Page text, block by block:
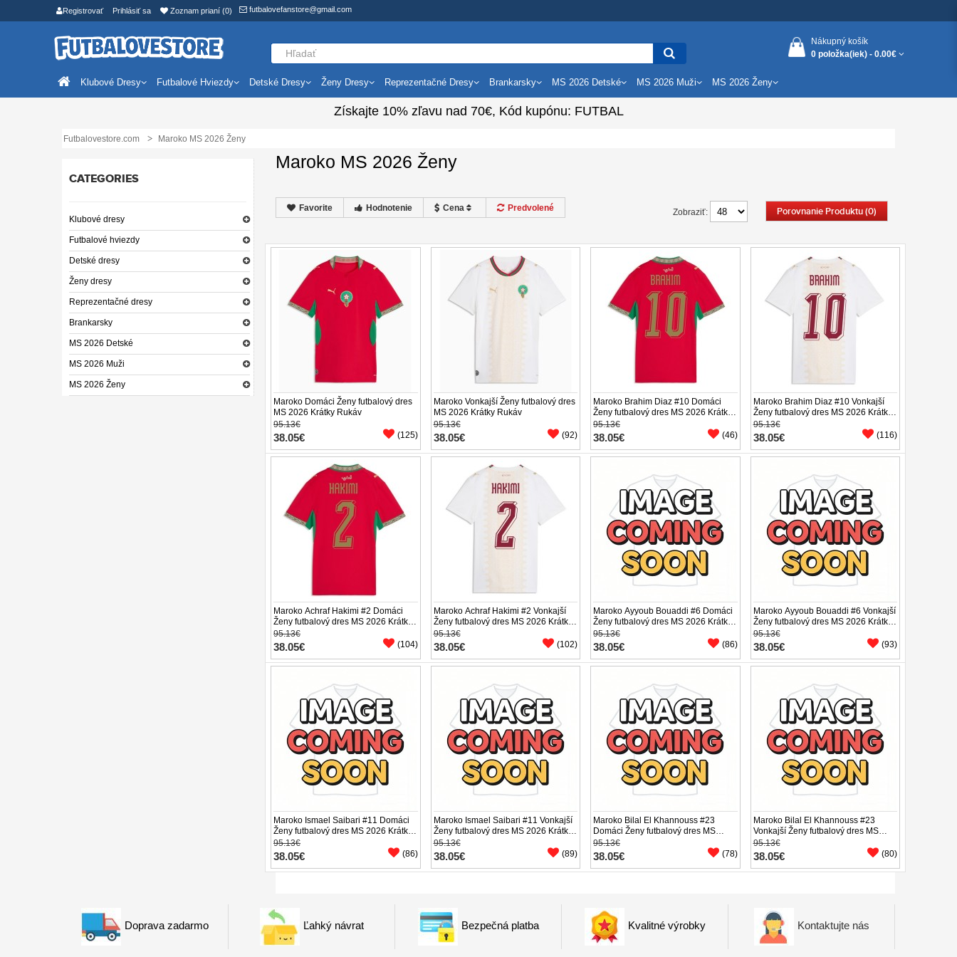
Registrovať Prihlásiť sa Zoznam prianí (0) futbalovefanstore@gmail.com
Nákupný košík
0 položka(iek) - 0.00€
Klubové Dresy Futbalové Hviezdy Detské Dresy Ženy Dresy Reprezentačné Dresy Brankarsky MS 2026 Detské MS 2026 Muži MS 2026 Ženy
Získajte 10%zľavu nad 70€, Kód kupónu: FUTBAL
Futbalovestore.com Maroko MS 2026 Ženy
CATEGORIES
Klubové dresy
Futbalové hviezdy
Detské dresy
Ženy dresy
Reprezentačné dresy
Brankarsky
MS 2026 Detské
MS 2026 Muži
MS 2026 Ženy
Maroko MS 2026 Ženy
Porovnanie Produktu (0)
Zobraziť:
Favorite Hodnotenie Cena Predvolené
Maroko Domáci Ženy futbalový dres
MS 2026 Krátky Rukáv
95.13€
38.05€ (125)
Maroko Vonkajší Ženy futbalový dres
MS 2026 Krátky Rukáv
95.13€
38.05€ (92)
Maroko Brahim Diaz #10 Domáci
Ženy futbalový dres MS 2026 Krátky
Rukáv
95.13€
38.05€ (46)
Maroko Brahim Diaz #10 Vonkajší
Ženy futbalový dres MS 2026 Krátky
Rukáv
95.13€
38.05€ (116)
Maroko Achraf Hakimi #2 Domáci
Ženy futbalový dres MS 2026 Krátky
Rukáv
95.13€
38.05€ (104)
Maroko Achraf Hakimi #2 Vonkajší
Ženy futbalový dres MS 2026 Krátky
Rukáv
95.13€
38.05€ (102)
Maroko Ayyoub Bouaddi #6 Domáci
Ženy futbalový dres MS 2026 Krátky
Rukáv
95.13€
38.05€ (86)
Maroko Ayyoub Bouaddi #6 Vonkajší
Ženy futbalový dres MS 2026 Krátky
Rukáv
95.13€
38.05€ (93)
Maroko Ismael Saibari #11 Domáci
Ženy futbalový dres MS 2026 Krátky
Rukáv
95.13€
38.05€ (86)
Maroko Ismael Saibari #11 Vonkajší
Ženy futbalový dres MS 2026 Krátky
Rukáv
95.13€
38.05€ (89)
Maroko Bilal El Khannouss #23
Domáci Ženy futbalový dres MS
2026 Krátky Rukáv
95.13€
38.05€ (78)
Maroko Bilal El Khannouss #23
Vonkajší Ženy futbalový dres MS
2026 Krátky Rukáv
95.13€
38.05€ (80)
Doprava zadarmo Ľahký návrat Bezpečná platba Kvalitné výrobky Kontaktujte nás